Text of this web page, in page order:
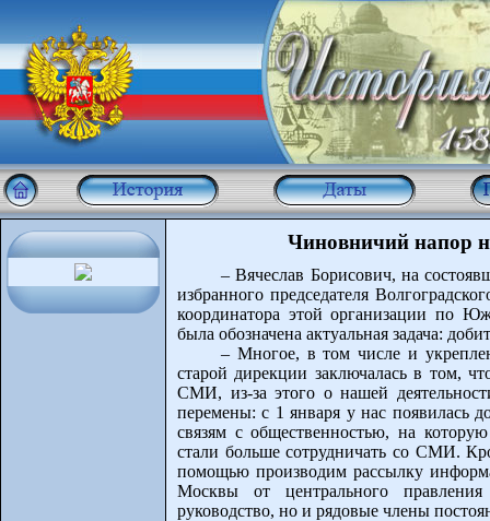
Чиновничий напор
– Вячеслав Борисович, на
избранного председателя
координатора этой организации по
была обозначена актуальная задача:
– Многое, в том числе и
старой дирекции заключалась в том,
СМИ, из-за этого о нашей
перемены: с 1 января у нас появилась
связям с общественностью, на
стали больше сотрудничать со СМИ.
помощью производим рассылку
Москвы от центрального
руководство, но и рядовые члены